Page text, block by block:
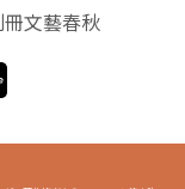
冊文藝春秋